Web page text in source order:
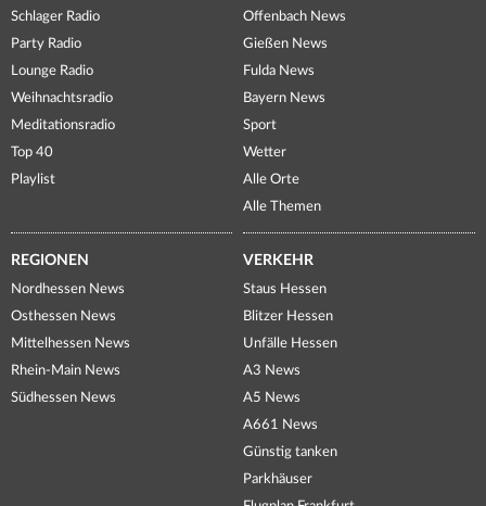
Schlager Radio
Party Radio
Lounge Radio
Weihnachtsradio
Meditationsradio
Top 40
Playlist
Offenbach News
Gießen News
Fulda News
Bayern News
Sport
Wetter
Alle Orte
Alle Themen
REGIONEN
Nordhessen News
Osthessen News
Mittelhessen News
Rhein-Main News
Südhessen News
VERKEHR
Staus Hessen
Blitzer Hessen
Unfälle Hessen
A3 News
A5 News
A661 News
Günstig tanken
Parkhäuser